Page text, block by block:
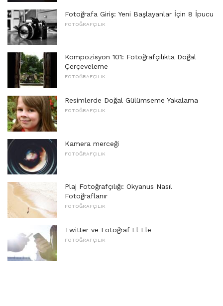
Fotoğrafa Giriş: Yeni Başlayanlar İçin 8 İpucu
FOTOĞRAFÇILIK
Kompozisyon 101: Fotoğrafçılıkta Doğal
Çerçeveleme
FOTOĞRAFÇILIK
Resimlerde Doğal Gülümseme Yakalama
FOTOĞRAFÇILIK
Kamera merceği
FOTOĞRAFÇILIK
Plaj Fotoğrafçılığı: Okyanus Nasıl
Fotoğraflanır
FOTOĞRAFÇILIK
Twitter ve Fotoğraf El Ele
FOTOĞRAFÇILIK